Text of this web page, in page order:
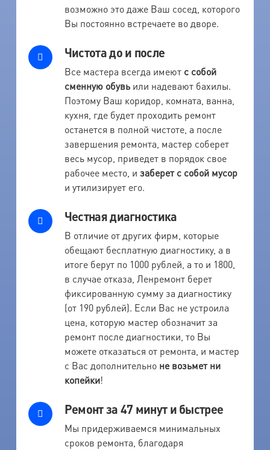
возможно это даже Ваш сосед, которого
Вы постоянно встречаете во дворе.
Чистота до и после
Все мастера всегда имеют с собой
сменную обувьили надевают бахилы.
Поэтому Ваш коридор, комната, ванна,
кухня, где будет проходить ремонт
останется в полной чистоте, а после
завершения ремонта, мастер соберет
весь мусор, приведет в порядок свое
рабочее место, и заберет с собой мусор
и утилизирует его.
Честная диагностика
В отличие от других фирм, которые
обещают бесплатную диагностику, а в
итоге берут по 1000 рублей, а то и 1800,
в случае отказа, Ленремонт берет
фиксированную сумму за диагностику
(от 190 рублей). Если Вас не устроила
цена, которую мастер обозначит за
ремонт после диагностики, то Вы
можете отказаться от ремонта, и мастер
с Вас дополнительно не возьмет ни
копейки!
Ремонт за 47 минут и быстрее
Мы придерживаемся минимальных
сроков ремонта, благодаря